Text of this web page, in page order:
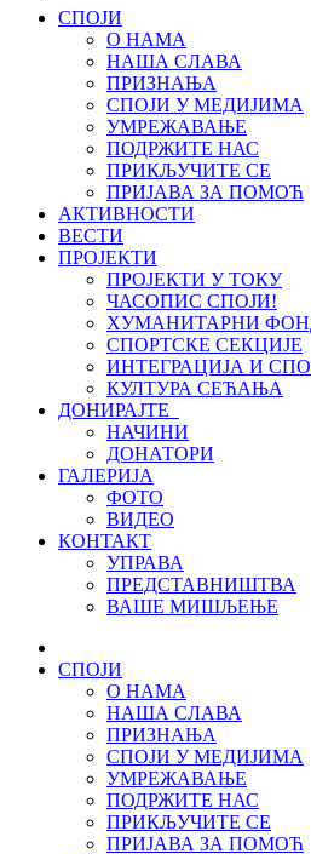
СПОЈИ
О НАМА
НАША СЛАВА
ПРИЗНАЊА
СПОЈИ У МЕДИЈИМА
УМРЕЖАВАЊЕ
ПОДРЖИТЕ НАС
ПРИКЉУЧИТЕ СЕ
ПРИЈАВА ЗА ПОМОЋ
АКТИВНОСТИ
ВЕСТИ
ПРОЈЕКТИ
ПРОЈЕКТИ У ТОКУ
ЧАСОПИС СПОЈИ!
ХУМАНИТАРНИ
СПОРТСКЕ СЕКЦИЈЕ
ИНТЕГРАЦИЈА И
КУЛТУРА СЕЋАЊА
ДОНИРАЈТЕ
НАЧИНИ
ДОНАТОРИ
ГАЛЕРИЈА
ФОТО
ВИДЕО
КОНТАКТ
УПРАВА
ПРЕДСТАВНИШТВА
ВАШЕ МИШЉЕЊЕ
СПОЈИ
О НАМА
НАША СЛАВА
ПРИЗНАЊА
СПОЈИ У МЕДИЈИМА
УМРЕЖАВАЊЕ
ПОДРЖИТЕ НАС
ПРИКЉУЧИТЕ СЕ
ПРИЈАВА ЗА ПОМОЋ